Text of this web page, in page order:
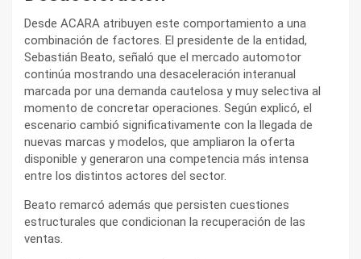
Desde ACARA atribuyen este comportamiento a una
combinación de factores. El presidente de la entidad,
Sebastián Beato, señaló que el mercado automotor
continúa mostrando una desaceleración interanual
marcada por una demanda cautelosa y muy selectiva al
momento de concretar operaciones. Según explicó, el
escenario cambió significativamente con la llegada de
nuevas marcas y modelos, que ampliaron la oferta
disponible y generaron una competencia más intensa
entre los distintos actores del sector.
Beato remarcó además que persisten cuestiones
estructurales que condicionan la recuperación de las
ventas.